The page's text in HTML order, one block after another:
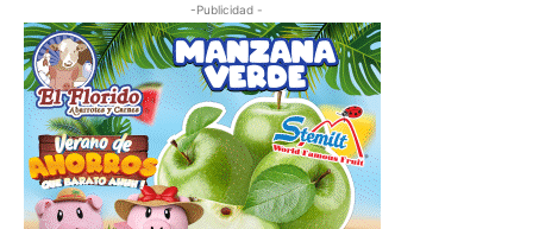
-Publicidad -